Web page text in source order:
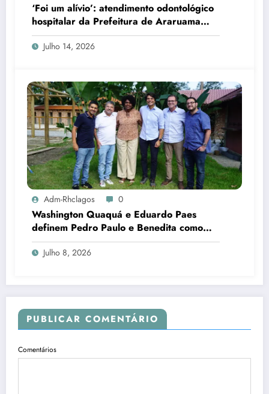
‘Foi um alívio’: atendimento odontológico
hospitalar da Prefeitura de Araruama
transforma rotina de famílias atípicas
Julho 14, 2026
Adm-Rhclagos 0
Washington Quaquá e Eduardo Paes
definem Pedro Paulo e Benedita como
candidatos ao Senado no Rio
Julho 8, 2026
PUBLICAR COMENTÁRIO
Comentários